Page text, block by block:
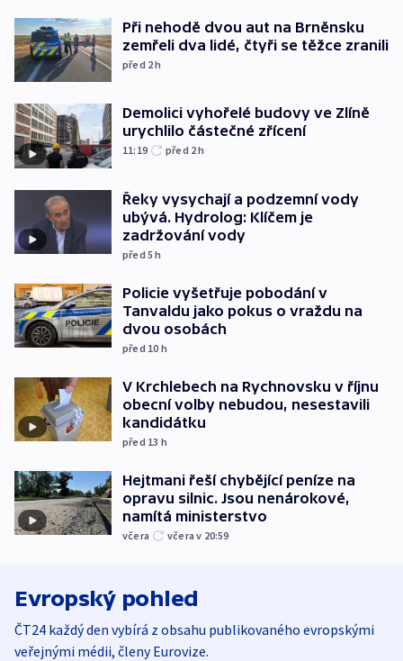
Při nehodě dvou aut na Brněnsku
zemřeli dva lidé, čtyři se těžce zranili
před 2h
Demolici vyhořelé budovy ve Zlíně
urychlilo částečné zřícení
11:19 před 2h
Řeky vysychají a podzemní vody
ubývá. Hydrolog: Klíčem je
zadržování vody
před 5h
Policie vyšetřuje pobodání v
Tanvaldu jako pokus o vraždu na
dvou osobách
před 10 h
V Krchlebech na Rychnovsku v říjnu
obecní volby nebudou, nesestavili
kandidátku
před 13 h
Hejtmani řeší chybějící peníze na
opravu silnic. Jsou nenárokové,
namítá ministerstvo
včera včera v 20:59
Evropský pohled
ČT24 každý den vybírá z obsahu publikovaného evropskými
veřejnými médii, členy Eurovize.